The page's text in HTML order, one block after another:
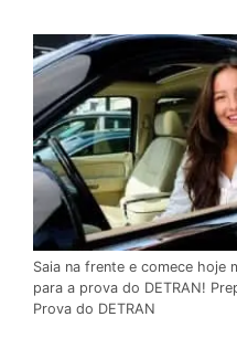
Saia na frente e comece hoje
para a prova do DETRAN!
Prova do DETRAN